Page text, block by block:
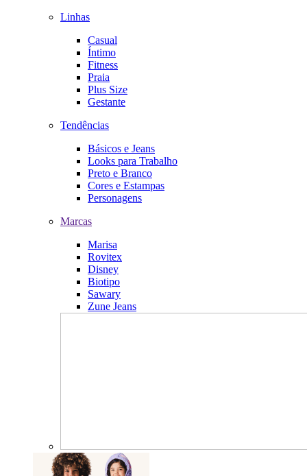
Linhas
Casual
Íntimo
Fitness
Praia
Plus Size
Gestante
Tendências
Básicos e Jeans
Looks para Trabalho
Preto e Branco
Cores e Estampas
Personagens
Marcas
Marisa
Rovitex
Disney
Biotipo
Sawary
Zune Jeans